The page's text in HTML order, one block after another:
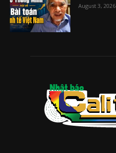
August 3, 2026